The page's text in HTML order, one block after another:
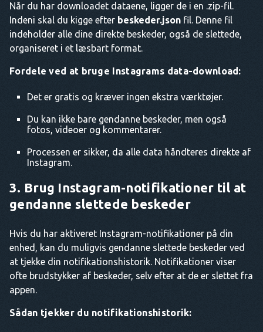
Når du har downloadet dataene, ligger de i en .zip-fil.
Indeni skal du kigge efter beskeder.json fil. Denne fil
indeholder alle dine direkte beskeder, også de slettede,
organiseret i et læsbart format.
Fordele ved at bruge Instagrams data-download:
Det er gratis og kræver ingen ekstra værktøjer.
Du kan ikke bare gendanne beskeder, men også
fotos, videoer og kommentarer.
Processen er sikker, da alle data håndteres direkte af
Instagram.
3. Brug Instagram-notifikationer til at
gendanne slettede beskeder
Hvis du har aktiveret Instagram-notifikationer på din
enhed, kan du muligvis gendanne slettede beskeder ved
at tjekke din notifikationshistorik. Notifikationer viser
ofte brudstykker af beskeder, selv efter at de er slettet fra
appen.
Sådan tjekker du notifikationshistorik: